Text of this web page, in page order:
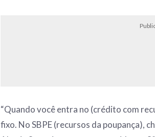
“Quando você entra no (crédito com
fixo. No SBPE (recursos da poupança),